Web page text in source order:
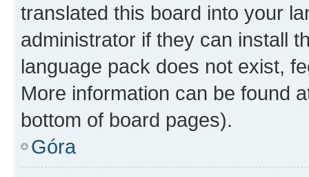
translated this board into your
administrator if they can install
language pack does not exist,
More information can be found
bottom of board pages).
Góra